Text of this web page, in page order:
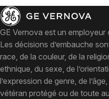
GE Vernova est un employeur
Les décisions d’embauche
race, de la couleur, de la
ethnique, du sexe, de
l’expression de genre, de
vétéran protégé ou de toute